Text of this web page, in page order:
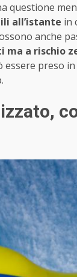
questione
all’istante in
anche
ma a rischio
essere preso